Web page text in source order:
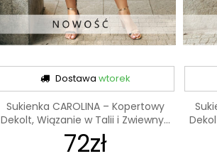
Dostawa wtorek
Sukienka CAROLINA – Kopertowy
Dekolt, Wiązanie w Talii i Zwiewny...
72zł